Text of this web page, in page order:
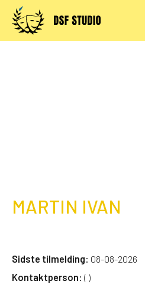
Skip
content
MARTIN IVAN
Sidste tilmelding: 08-08-2026
Kontaktperson: ( )